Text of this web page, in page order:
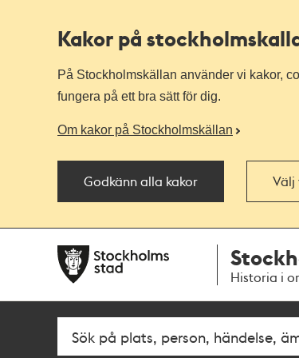
Kakor på
På Stockholmskällan använder vi kakor,
fungera på ett bra sätt för dig.
Om kakor på Stockholmskällan
Godkänn alla kakor Välj
navigationen
huvudinnehållet
Historia i
Fritextsök